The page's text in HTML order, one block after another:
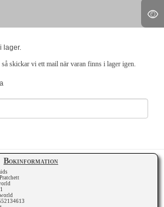
Bokinformation
lager.
skickar vi ett mail när varan finns i lager igen.